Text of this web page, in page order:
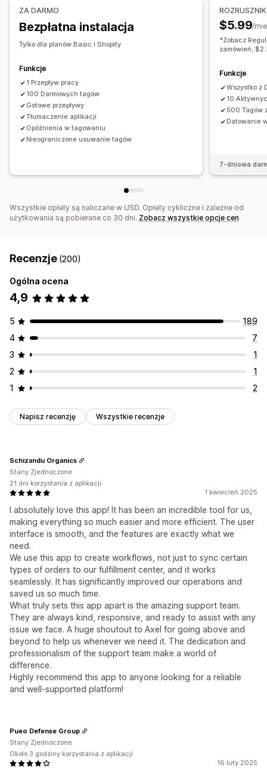
Automatyczna synchronizacja danych
Zaplanowane zadania
Niestandardowe przepływy pracy
ZA DARMO
Bezpłatna instalacja
Tylko dla planów Basic i Shopify
Funkcje
1 Przepływ pracy
100 Darmowych tagów
Gotowe przepływy
Tłumaczenie aplikacji
Opóźnienia w tagowaniu
Nieograniczone usuwanie tagów
ROZRUSZNIK
$5.99/
*Zobacz
zamówień, $2
Funkcje
Wszystko z
10
500 Tagów
Datowanie
7-dniowa
Wszystkie opłaty są naliczane w USD. Opłaty cykliczne i zależne od
użytkowania są pobierane co 30 dni. Zobacz wszystkie opcje cen
Recenzje (200)
Ogólna ocena
4,9
5
189
4
7
3
1
2
1
1
2
Napisz recenzję Wszystkie recenzje
1 kwiecień 2025
I absolutely love this app! It has been an incredible tool for us,
making everything so much easier and more efficient. The user
interface is smooth, and the features are exactly what we
need.
We use this app to create workflows, not just to sync certain
types of orders to our fulfillment center, and it works
seamlessly. It has significantly improved our operations and
saved us so much time.
What truly sets this app apart is the amazing support team.
They are always kind, responsive, and ready to assist with any
issue we face. A huge shoutout to Axel for going above and
beyond to help us whenever we need it. The dedication and
professionalism of the support team make a world of
difference.
Highly recommend this app to anyone looking for a reliable
and well-supported platform!
Schizandu Organics
Stany Zjednoczone
21 dni korzystania z aplikacji
16 luty 2025
Pueo Defense Group
Stany Zjednoczone
Około 3 godziny korzystania z aplikacji